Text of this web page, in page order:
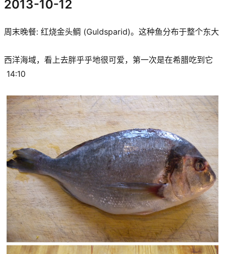
2013-10-12
周末晚餐: 红烧金头鲷 (Guldsparid)。这种鱼分布于整个东大
西洋海域，看上去胖乎乎地很可爱，第一次是在希腊吃到它
14:10